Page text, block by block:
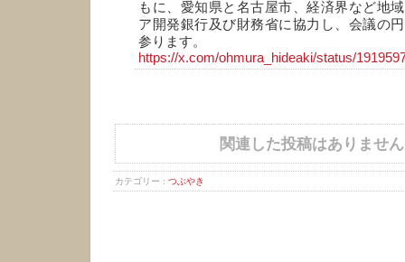
もに、愛知県と名古屋市、経済界など地
ア開発銀行及び財務省に協力し、会議の
参ります。
https://x.com/ohmura_hideaki/status/
関連した投稿はありませ
カテゴリー : つぶやき